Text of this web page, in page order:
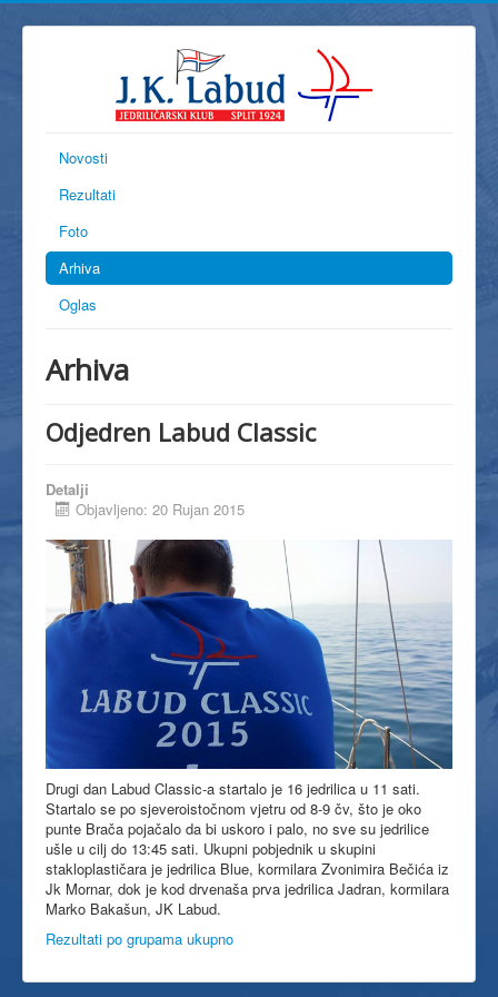
Novosti
Rezultati
Foto
Arhiva
Oglas
Arhiva
Odjedren Labud Classic
Detalji
Objavljeno: 20 Rujan 2015
Drugi dan Labud Classic-a startalo je 16 jedrilica u 11 sati.
Startalo se po sjeveroistočnom vjetru od 8-9 čv, što je oko
punte Brača pojačalo da bi uskoro i palo, no sve su jedrilice
ušle u cilj do 13:45 sati. Ukupni pobjednik u skupini
stakloplastičara je jedrilica Blue, kormilara Zvonimira Bečića iz
Jk Mornar, dok je kod drvenaša prva jedrilica Jadran, kormilara
Marko Bakašun, JK Labud.
Rezultati po grupama ukupno